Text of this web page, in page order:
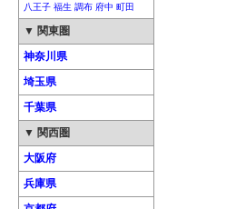
八王子 福生 調布 府中 町田
▼ 関東圏
神奈川県
埼玉県
千葉県
▼ 関西圏
大阪府
兵庫県